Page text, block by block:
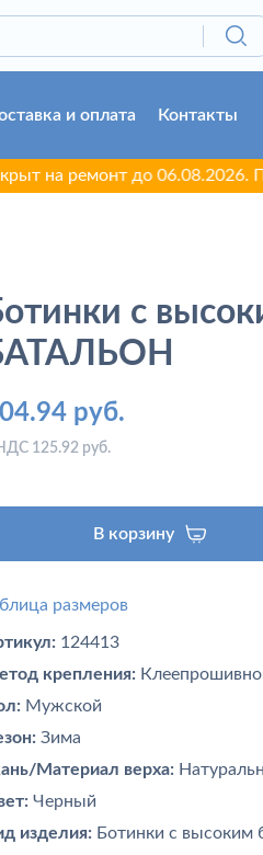
и оплата Контакты
ремонт до 06.08.2026.
с
руб.
125.92 руб.
В корзину
размеров
124413
крепления:
Мужской
Зима
Материал верха:
Черный
изделия: Ботинки с высоким